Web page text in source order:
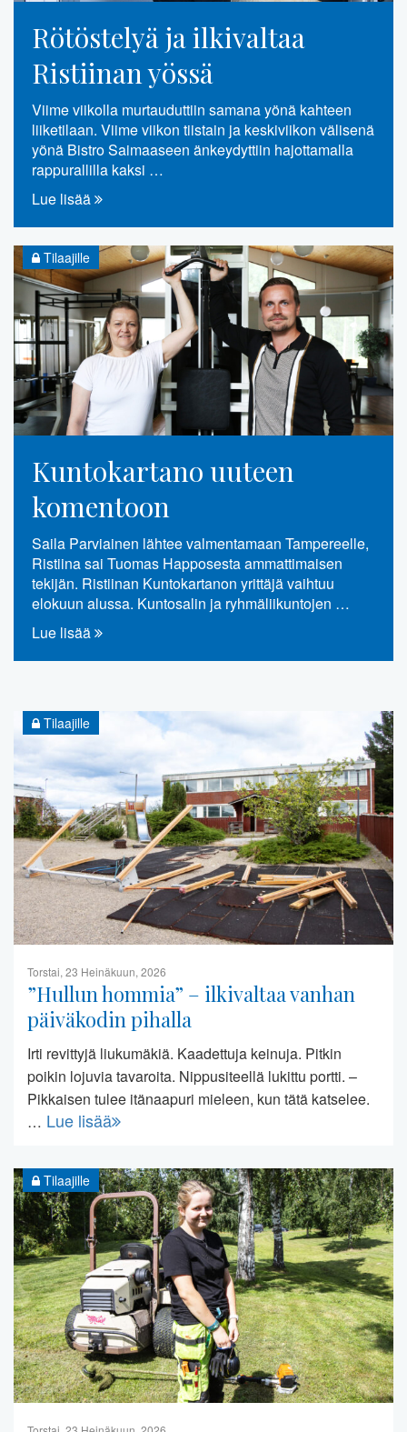
Rötöstelyä ja ilkivaltaa
Ristiinan yössä
Viime viikolla murtauduttiin samana yönä kahteen
liiketilaan. Viime viikon tiistain ja keskiviikon välisenä
yönä Bistro Saimaaseen änkeydyttiin hajottamalla
rappurallilla kaksi …
Lue lisää
Tilaajille
Kuntokartano uuteen
komentoon
Saila Parviainen lähtee valmentamaan Tampereelle,
Ristiina sai Tuomas Happosesta ammattimaisen
tekijän. Ristiinan Kuntokartanon yrittäjä vaihtuu
elokuun alussa. Kuntosalin ja ryhmäliikuntojen …
Lue lisää
Tilaajille
Torstai, 23 Heinäkuun, 2026
”Hullun hommia” – ilkivaltaa vanhan
päiväkodin pihalla
Irti revittyjä liukumäkiä. Kaadettuja keinuja. Pitkin
poikin lojuvia tavaroita. Nippusiteellä lukittu portti. –
Pikkaisen tulee itänaapuri mieleen, kun tätä katselee.
… Lue lisää
Tilaajille